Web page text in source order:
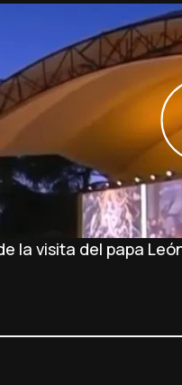
la visita del papa